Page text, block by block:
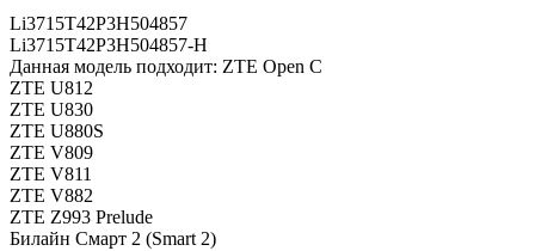
Li3715T42P3H504857
Li3715T42P3H504857-H
Данная модель подходит: ZTE Open C
ZTE U812
ZTE U830
ZTE U880S
ZTE V809
ZTE V811
ZTE V882
ZTE Z993 Prelude
Билайн Смарт 2 (Smart 2)